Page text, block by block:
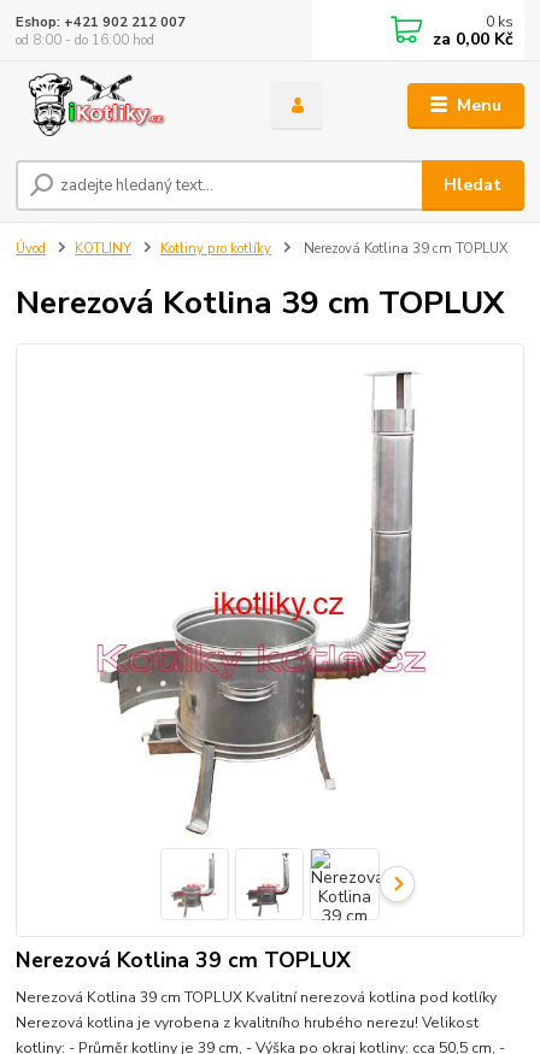
Menu
Hledat
Eshop: +421 902 212 007
od 8:00 - do 16:00 hod
0 ks
za 0,00 Kč
Úvod KOTLINY Kotliny pro kotlíky Nerezová Kotlina 39 cm TOPLUX
Nerezová Kotlina 39 cm TOPLUX
Nerezová Kotlina 39 cm TOPLUX
Nerezová Kotlina 39 cm TOPLUX Kvalitní nerezová kotlina pod kotlíky
Nerezová kotlina je vyrobena z kvalitního hrubého nerezu! Velikost
kotliny: - Průměr kotliny je 39 cm, - Výška po okraj kotliny: cca 50,5 cm, -